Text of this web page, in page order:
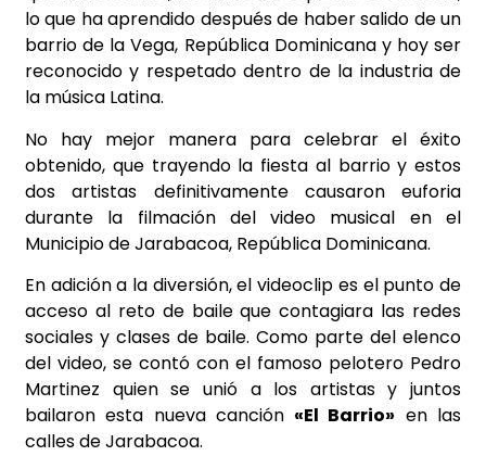
lo que ha aprendido después de haber salido de un
barrio de la Vega, República Dominicana y hoy ser
reconocido y respetado dentro de la industria de
la música Latina.
No hay mejor manera para celebrar el éxito
obtenido, que trayendo la fiesta al barrio y estos
dos artistas definitivamente causaron euforia
durante la filmación del video musical en el
Municipio de Jarabacoa, República Dominicana.
En adición a la diversión, el videoclip es el punto de
acceso al reto de baile que contagiara las redes
sociales y clases de baile. Como parte del elenco
del video, se contó con el famoso pelotero Pedro
Martinez quien se unió a los artistas y juntos
bailaron esta nueva canción «El Barrio» en las
calles de Jarabacoa.